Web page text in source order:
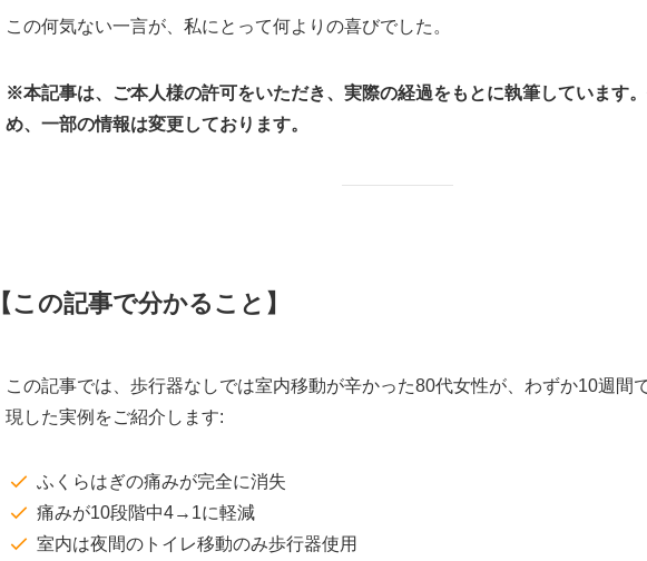
この何気ない一言が、私にとって何よりの喜びでした。
※本記事は、ご本人様の許可をいただき、実際の経過をもとに執筆しています
め、一部の情報は変更しております。
【この記事で分かること】
この記事では、歩行器なしでは室内移動が辛かった80代女性が、わずか10週間
現した実例をご紹介します:
ふくらはぎの痛みが完全に消失
痛みが10段階中4→1に軽減
室内は夜間のトイレ移動のみ歩行器使用